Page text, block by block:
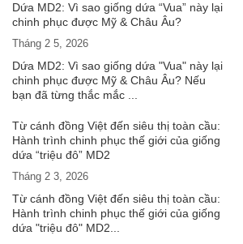
Dứa MD2: Vì sao giống dứa “Vua” này lại
chinh phục được Mỹ & Châu Âu?
Tháng 2 5, 2026
Dứa MD2: Vì sao giống dứa "Vua" này lại
chinh phục được Mỹ & Châu Âu? Nếu
bạn đã từng thắc mắc ...
Từ cánh đồng Việt đến siêu thị toàn cầu:
Hành trình chinh phục thế giới của giống
dứa “triệu đô” MD2
Tháng 2 3, 2026
Từ cánh đồng Việt đến siêu thị toàn cầu:
Hành trình chinh phục thế giới của giống
dứa "triệu đô" MD2...